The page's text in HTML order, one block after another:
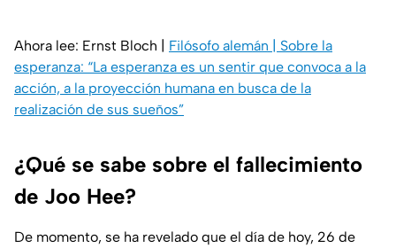
Ahora lee: Ernst Bloch | Filósofo alemán | Sobre la
esperanza: “La esperanza es un sentir que convoca a la
acción, a la proyección humana en busca de la
realización de sus sueños”
¿Qué se sabe sobre el fallecimiento
de Joo Hee?
De momento, se ha revelado que el día de hoy, 26 de